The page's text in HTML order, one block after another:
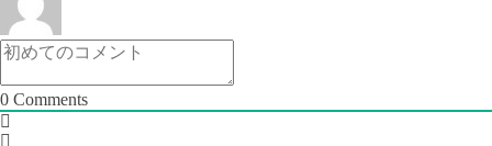
事
＞
0 Comments